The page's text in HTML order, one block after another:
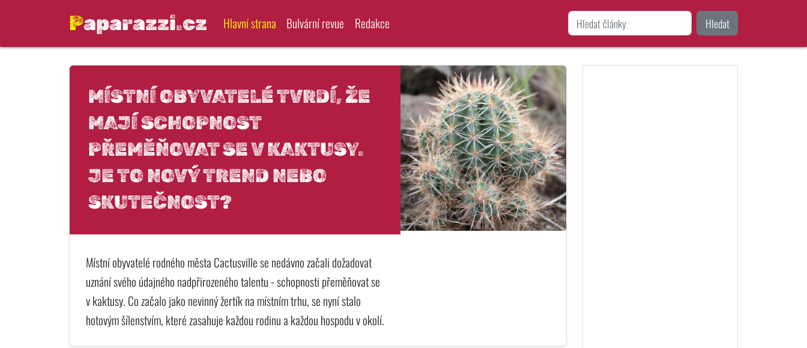
Paparazzi.cz Hlavní strana Bulvární revue Redakce Hledat
MÍSTNÍ OBYVATELÉ TVRDÍ, ŽE
MAJÍ SCHOPNOST
PŘEMĚŇOVAT SE V KAKTUSY.
JE TO NOVÝ TREND NEBO
SKUTEČNOST?
Místní obyvatelé rodného města Cactusville se nedávno začali dožadovat
uznání svého údajného nadpřirozeného talentu - schopnosti přeměňovat se
v kaktusy. Co začalo jako nevinný žertík na místním trhu, se nyní stalo
hotovým šílenstvím, které zasahuje každou rodinu a každou hospodu v okolí.